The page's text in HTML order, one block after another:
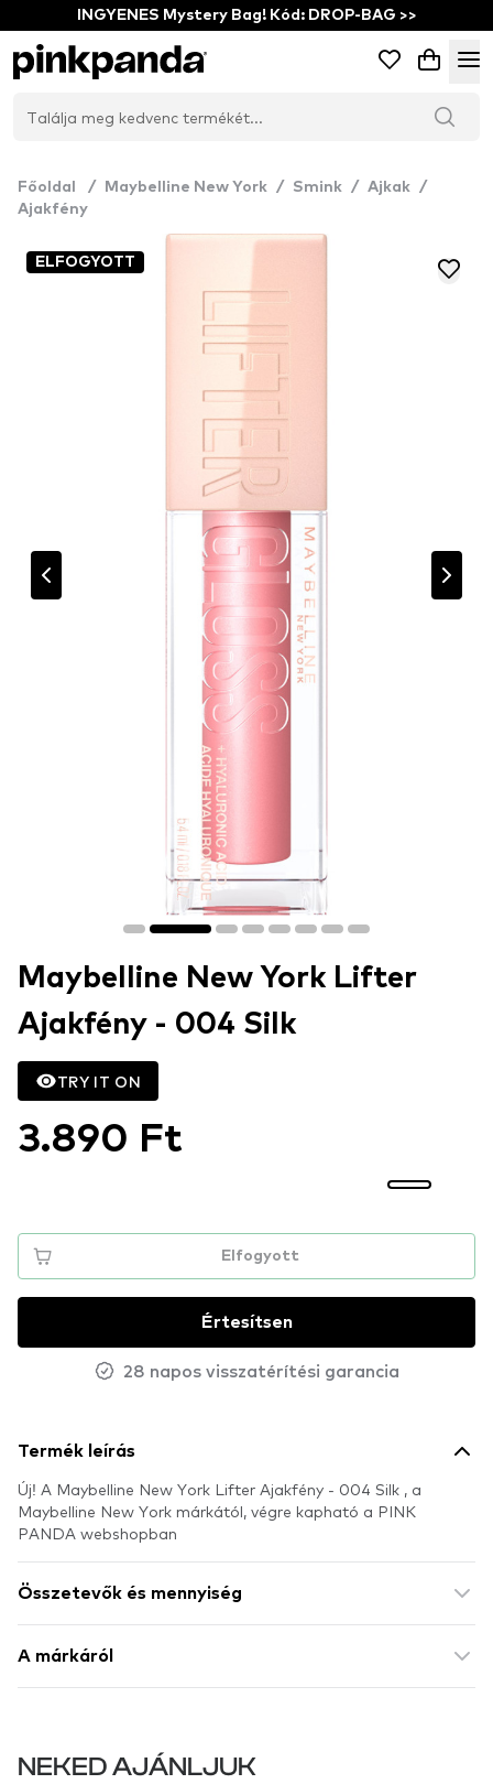
INGYENES Mystery Bag! Kód: DROP-BAG >>
Főoldal / Maybelline New York / Smink / Ajkak /
Ajakfény
ELFOGYOTT
Maybelline New York Lifter
Ajakfény - 004 Silk
TRY IT ON
3.890 Ft
Elfogyott
Értesítsen
28 napos visszatérítési garancia
Termék leírás
Új! A Maybelline New York Lifter Ajakfény - 004 Silk , a
Maybelline New York márkától, végre kapható a PINK
PANDA webshopban
Összetevők és mennyiség
A márkáról
NEKED AJÁNLJUK